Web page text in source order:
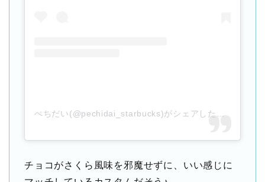
ぺちだい(@pechidai_starbucks)がシェアした投稿
チョコがさくら風味を邪魔せずに、いい感じに